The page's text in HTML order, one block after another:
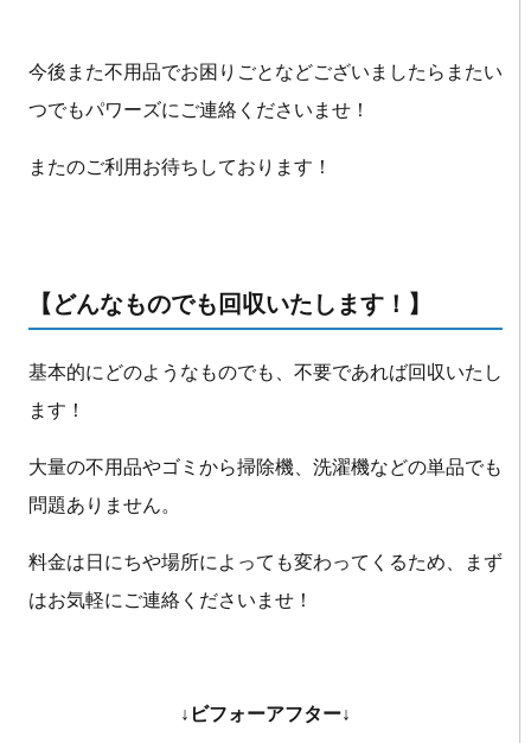
今後また不用品でお困りごとなどございましたらまたい
つでもパワーズにご連絡くださいませ！
またのご利用お待ちしております！
【どんなものでも回収いたします！】
基本的にどのようなものでも、不要であれば回収いたし
ます！
大量の不用品やゴミから掃除機、洗濯機などの単品でも
問題ありません。
料金は日にちや場所によっても変わってくるため、まず
はお気軽にご連絡くださいませ！
↓ビフォーアフター↓